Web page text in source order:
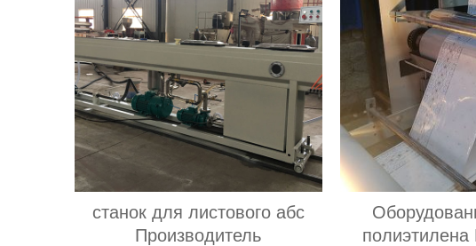
станок для листового абс
Производитель